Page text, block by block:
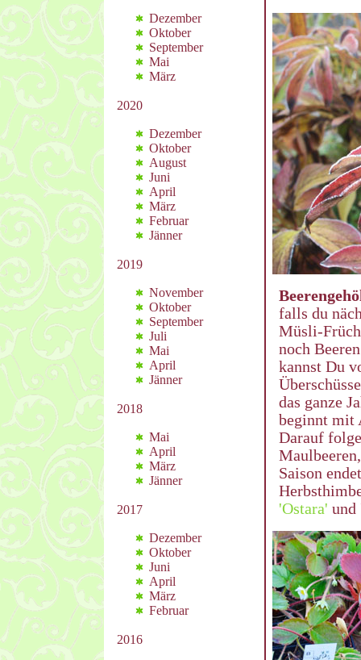
Dezember
Oktober
September
Mai
März
2020
Dezember
Oktober
August
Juni
April
März
Februar
Jänner
2019
November
Oktober
September
Juli
Mai
April
Jänner
2018
Mai
April
März
Jänner
2017
Dezember
Oktober
Juni
April
März
Februar
2016
falls du
Müsli-
noch
kannst Du
das ganze
beginnt mit
Darauf
Saison
'Ostara' und